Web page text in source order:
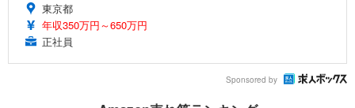
東京都
年収350万円～650万円
正社員
Sponsored by